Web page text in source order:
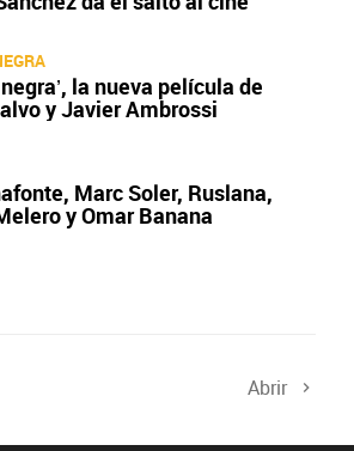
la nueva película de
y Javier Ambrossi
Marc Soler, Ruslana,
y Omar Banana
‘A fuego’
Abrir